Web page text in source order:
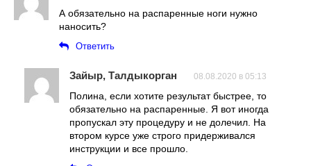
А обязательно на распаренные ноги нужно
наносить?
Ответить
Зайыр, Талдыкорган 08.08.2020 в 05:13
Полина, если хотите результат быстрее, то
обязательно на распаренные. Я вот иногда
пропускал эту процедуру и не долечил. На
втором курсе уже строго придерживался
инструкции и все прошло.